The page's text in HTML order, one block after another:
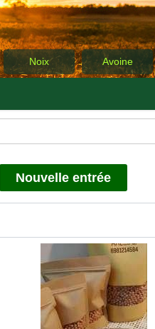
Noix Avoine
Nouvelle entrée